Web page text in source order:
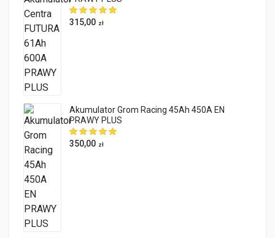
315,00 zł
Akumulator Grom Racing 45Ah 450A EN
PRAWY PLUS
350,00 zł